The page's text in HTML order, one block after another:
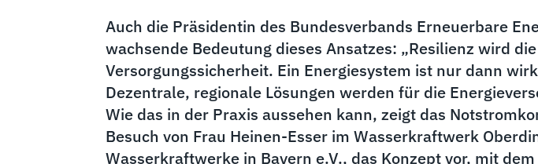
Auch die Präsidentin des Bundesverbands Erneuerbare
wachsende Bedeutung dieses Ansatzes: „Resilienz wird
Versorgungssicherheit. Ein Energiesystem ist nur dann
Dezentrale, regionale Lösungen werden für die
Wie das in der Praxis aussehen kann, zeigt das
Besuch von Frau Heinen-Esser im Wasserkraftwerk
Wasserkraftwerke in Bayern e.V., das Konzept vor, mit